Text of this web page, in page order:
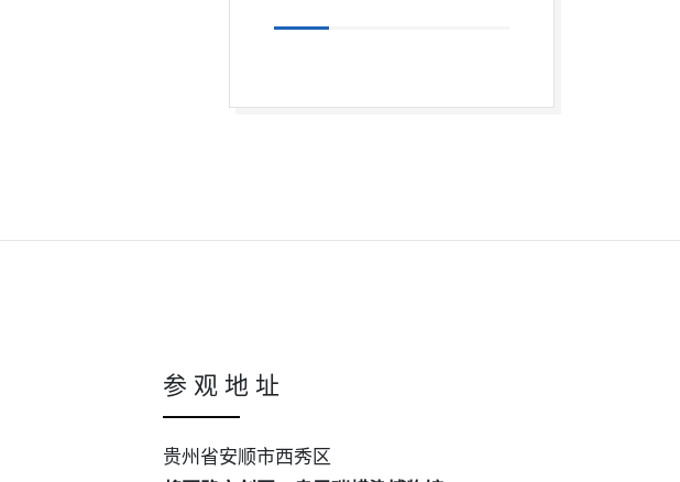
参 观 地 址
贵州省安顺市西秀区